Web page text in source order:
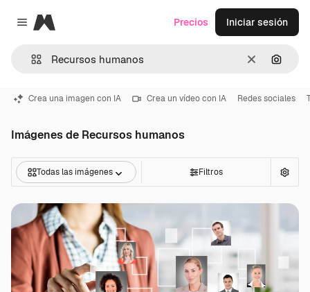
Close menu
Magnific
Borrar
Precios Iniciar sesión
Crea una imagen con IA Crea un vídeo con IA Redes sociales
Imágenes de Recursos humanos
Todas las imágenes Filtros